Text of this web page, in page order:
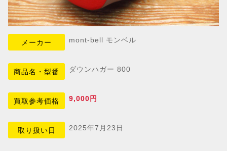
メーカー mont-bell モンベル
商品名・型番 ダウンハガー 800
買取参考価格 9,000円
取り扱い日 2025年7月23日